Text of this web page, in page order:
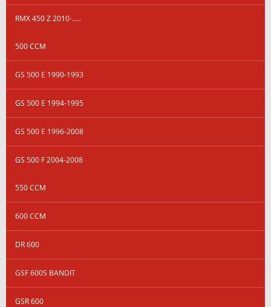
RMX 450 Z 2010-.....
500 CCM
GS 500 E 1990-1993
GS 500 E 1994-1995
GS 500 E 1996-2008
GS 500 F 2004-2008
550 CCM
600 CCM
DR 600
GSF 600S BANDIT
GSR 600